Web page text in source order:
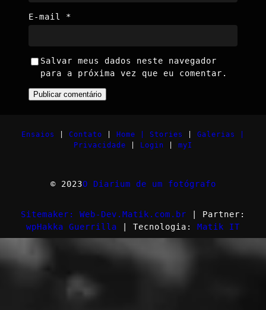
E-mail *
Salvar meus dados neste navegador
para a próxima vez que eu comentar.
Ensaios Contato Home | Stories
Galerias |
Privacidade
Login myI
© 2023O Diarium de um fotógrafo
Sitemaker: Web-Dev.Matik.com.br | Partner:
wpHakka Guerrilla | Tecnologia: Matik IT